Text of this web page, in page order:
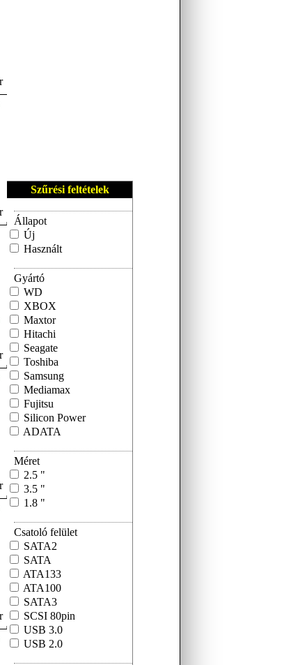
Szűrési feltételek
Állapot
Új
Használt
Gyártó
WD
XBOX
Maxtor
Hitachi
Seagate
Toshiba
Samsung
Mediamax
Fujitsu
Silicon Power
ADATA
Méret
2.5 "
3.5 "
1.8 "
Csatoló felület
SATA2
SATA
ATA133
ATA100
SATA3
SCSI 80pin
USB 3.0
USB 2.0